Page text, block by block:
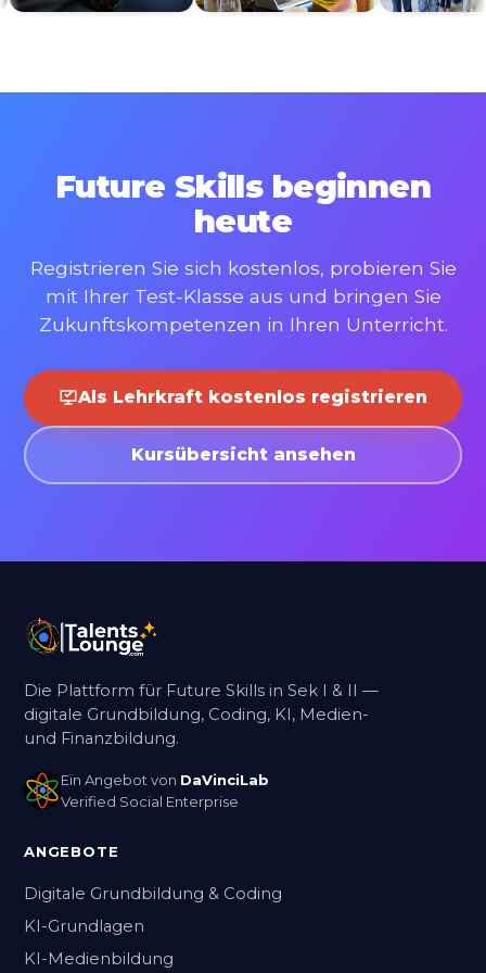
Anja
Gestaltung
Schülerinnen und Schülern einen
großartigen, motivierenden
Einstieg ins Programmieren!
Durch die Talentslounge konnte
Programmieren im eigenen
Tempo machen. Alle
MS Albrechtsberg
Future Skills beginnen
heute
Registrieren Sie sich kostenlos, probieren Sie
mit Ihrer Test-Klasse aus und bringen Sie
Zukunftskompetenzen in Ihren Unterricht.
Als Lehrkraft kostenlos registrieren
Kursübersicht ansehen
Die Plattform für Future Skills in Sek I & II —
digitale Grundbildung, Coding, KI, Medien-
und Finanzbildung.
Ein Angebot von DaVinciLab
Verified Social Enterprise
ANGEBOTE
Digitale Grundbildung & Coding
KI-Grundlagen
KI-Medienbildung